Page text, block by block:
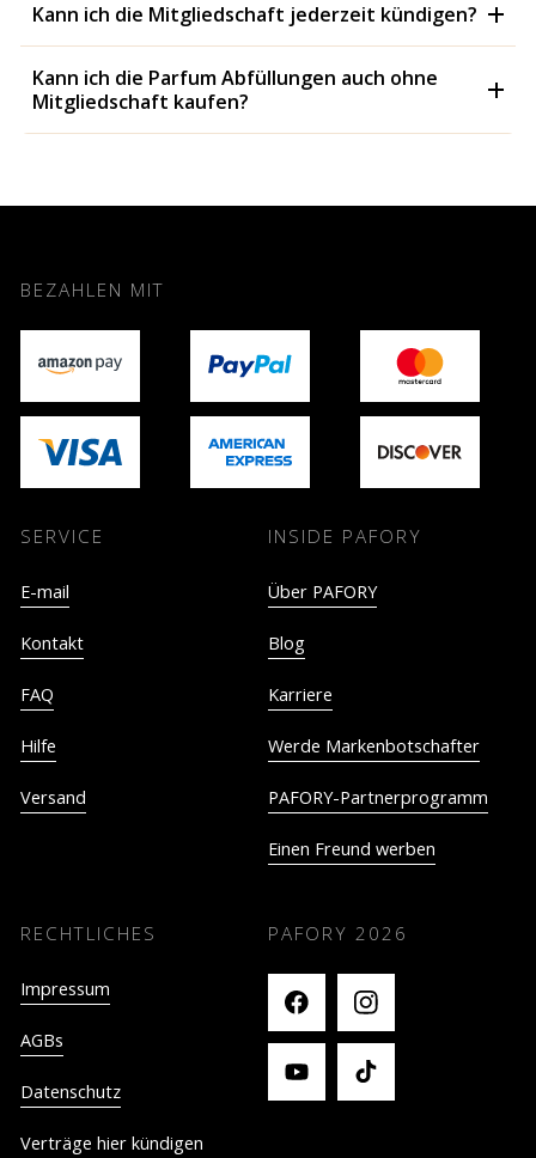
Kann ich die Mitgliedschaft jederzeit kündigen?
Kann ich die Parfum Abfüllungen auch ohne
Mitgliedschaft kaufen?
BEZAHLEN MIT
SERVICE
E-mail
Kontakt
FAQ
Hilfe
Versand
INSIDE PAFORY
Über PAFORY
Blog
Karriere
Werde Markenbotschafter
PAFORY-Partnerprogramm
Einen Freund werben
RECHTLICHES
Impressum
AGBs
Datenschutz
Verträge hier kündigen
PAFORY 2026